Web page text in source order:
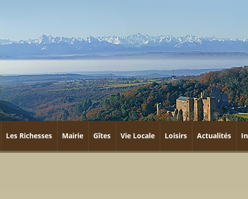
Les Richesses Mairie Gîtes Vie Locale Loisirs Actualités